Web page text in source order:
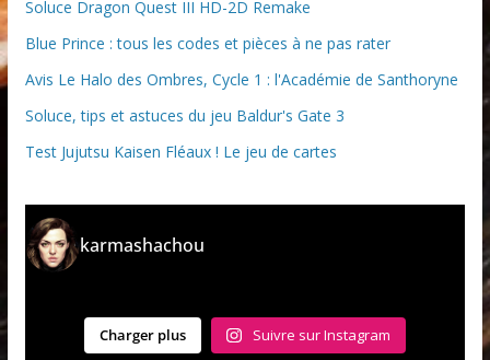
Soluce Dragon Quest III HD-2D Remake
Blue Prince : tous les codes et pièces à ne pas rater
Avis Le Halo des Ombres, Cycle 1 : l'Académie de Santhoryne
Soluce, tips et astuces du jeu Baldur's Gate 3
Test Jujutsu Kaisen Fléaux ! Le jeu de cartes
karmashachou
Charger plus Suivre sur Instagram